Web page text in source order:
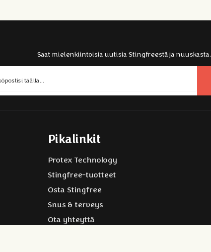
Saat mielenkiintoisia uutisia Stingfreestä ja nuuskasta.
Pikalinkit
Protex Technology
Stingfree-tuotteet
Osta Stingfree
Snus & terveys
Ota yhteyttä